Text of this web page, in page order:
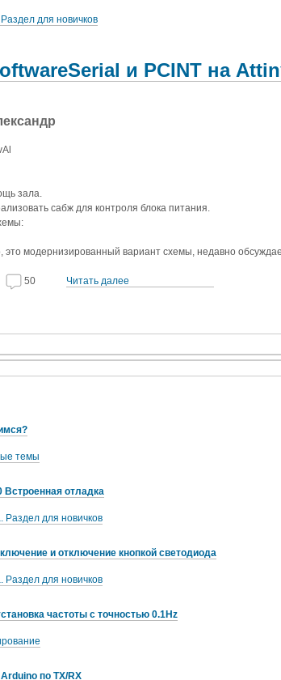
для новичков
и PCINT на
зала.
сабж для контроля блока питания.
это модернизированный вариант схемы, недавно
50 Читать далее
темы
Встроенная отладка
Раздел для новичков
и отключение кнопкой светодиода
Раздел для новичков
частоты с точностью 0.1Hz
по TX/RX